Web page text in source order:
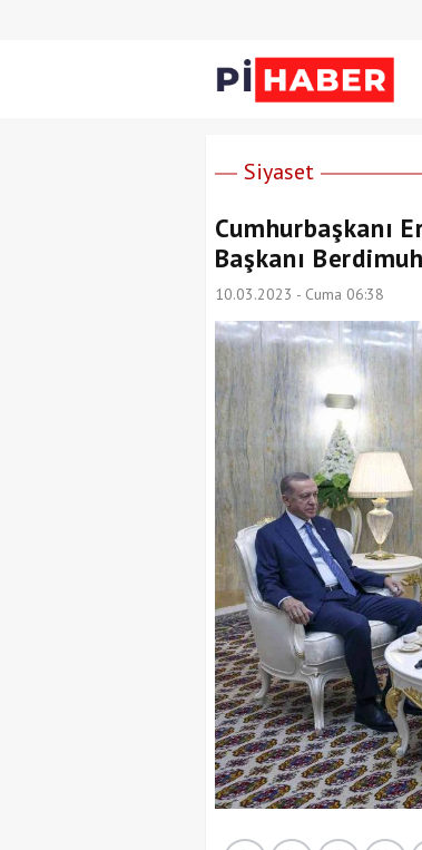
Siyaset
Cumhurbaşkanı
Başkanı
10.03.2023 - Cuma 06:38